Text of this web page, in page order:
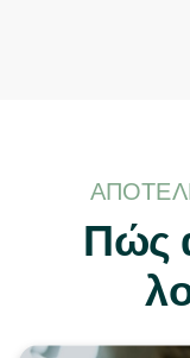
Πώς